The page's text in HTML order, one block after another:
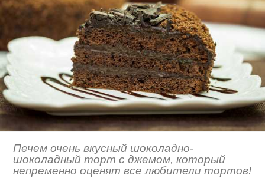
Печем очень вкусный шоколадно-
шоколадный торт с джемом, который
непременно оценят все любители тортов!